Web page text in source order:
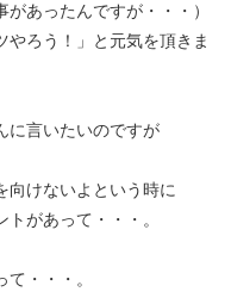
があったんですが・・・）
やろう！」と元気を頂きま
に言いたいのですが
向けないよという時に
があって・・・。
・・・。